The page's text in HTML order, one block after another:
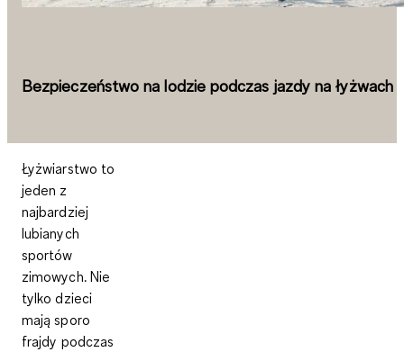
Bezpieczeństwo na lodzie podczas jazdy na łyżwach
Łyżwiarstwo to
jeden z
najbardziej
lubianych
sportów
zimowych. Nie
tylko dzieci
mają sporo
frajdy podczas